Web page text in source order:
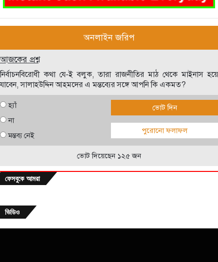
অনলাইন জরিপ
আজকের প্রশ্ন
নির্বাচনবিরোধী কথা যে-ই বলুক, তারা রাজনীতির মাঠ থেকে মাইনাস হয়ে
যাবেন, সালাহউদ্দিন আহমদের এ মন্তব্যের সঙ্গে আপনি কি একমত?
হ্যাঁ
না
মন্তব্য নেই
ভোট দিন
পুরোনো ফলাফল
ভোট দিয়েছেন ১২৫ জন
ফেসবুকে আমরা
ভিডিও